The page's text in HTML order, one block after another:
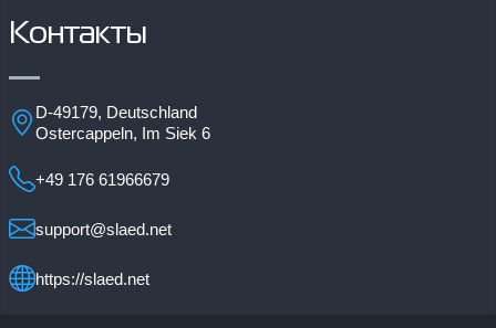
Контакты
D-49179, Deutschland
Ostercappeln, Im Siek 6
+49 176 61966679
support@slaed.net
https://slaed.net